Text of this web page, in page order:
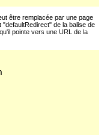
être remplacée par une page
de la balise de
pointe vers une URL de la